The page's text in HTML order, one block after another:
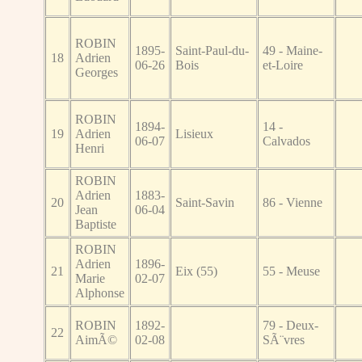
18
ROBIN
Adrien
Georges
1895-
06-26
Saint-Paul-du-
Bois
49 - Maine-
et-Loire
19
ROBIN
Adrien
Henri
1894-
06-07
Lisieux
14 -
Calvados
20
ROBIN
Adrien
Jean
Baptiste
1883-
06-04
Saint-Savin 86 - Vienne
21
ROBIN
Adrien
Marie
Alphonse
1896-
02-07
Eix (55) 55 - Meuse
22
ROBIN
AimÃ©
1892-
02-08
79 - Deux-
SÃ¨vres